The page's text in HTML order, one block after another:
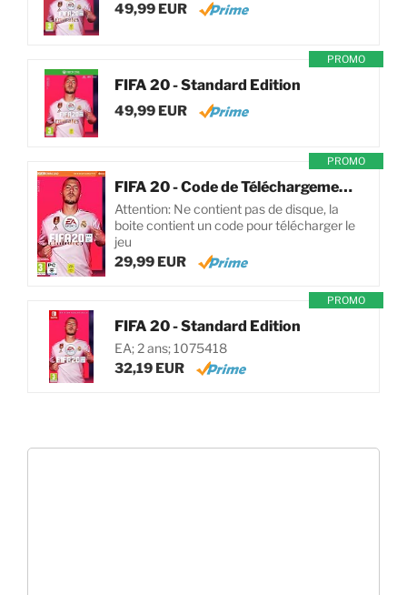
49,99 EUR
PROMO
FIFA 20 - Standard Edition
49,99 EUR
PROMO
FIFA 20 - Code de Téléchargement pour PC
Attention: Ne contient pas de disque, la
boite contient un code pour télécharger le
jeu
29,99 EUR
PROMO
FIFA 20 - Standard Edition
EA; 2 ans; 1075418
32,19 EUR